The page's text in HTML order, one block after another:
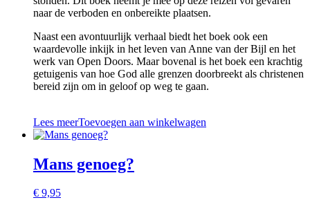
naar de verboden en onbereikte plaatsen.
Naast een avontuurlijk verhaal biedt het boek ook een
waardevolle inkijk in het leven van Anne van der Bijl en het
werk van Open Doors. Maar bovenal is het boek een krachtig
getuigenis van hoe God alle grenzen doorbreekt als christenen
bereid zijn om in geloof op weg te gaan.
Lees meerToevoegen aan winkelwagen
Mans genoeg?
€ 9,95